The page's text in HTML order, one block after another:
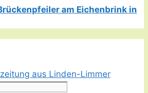
am Eichenbrink in
aus Linden-Limmer